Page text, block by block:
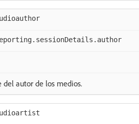
del autor de los medios.